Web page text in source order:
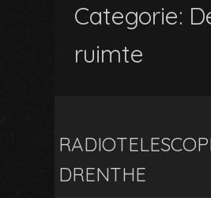
Categorie:
ruimte
DRENTHE